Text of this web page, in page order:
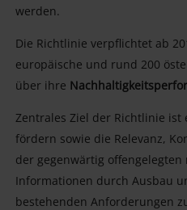
werden.
Die Richtlinie verpflichtet ab
europäische und rund 200
über ihre
Zentrales Ziel der Richtlinie ist
fördern sowie die Relevanz,
der gegenwärtig
Informationen durch Ausbau
bestehenden Anforderungen